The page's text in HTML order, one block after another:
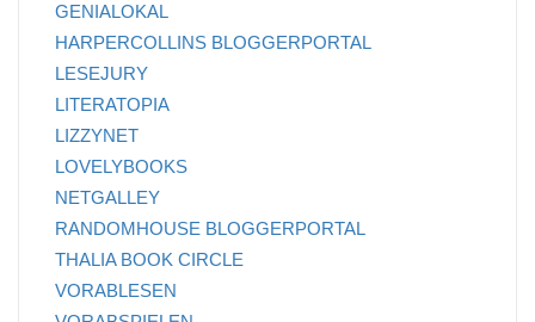
GENIALOKAL
HARPERCOLLINS BLOGGERPORTAL
LESEJURY
LITERATOPIA
LIZZYNET
LOVELYBOOKS
NETGALLEY
RANDOMHOUSE BLOGGERPORTAL
THALIA BOOK CIRCLE
VORABLESEN